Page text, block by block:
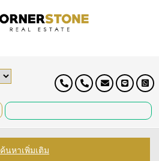
ค้นหาเพิ่มเติม